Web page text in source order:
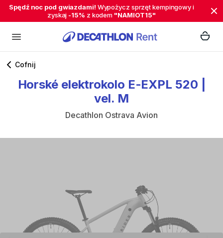
Spędź noc pod gwiazdami! Wypożycz sprzęt kempingowy i
zyskaj -15% z kodem "NAMIOT15"
Cofnij
Horské elektrokolo E-EXPL 520
vel. M
Decathlon Ostrava Avion